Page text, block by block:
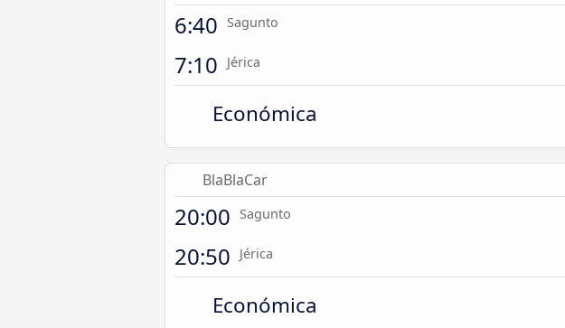
6:40 Sagunto
7:10 Jérica
Económica
BlaBlaCar
20:00 Sagunto
20:50 Jérica
Económica